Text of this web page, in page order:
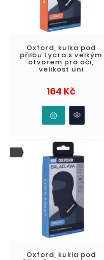
Oxford, kulka pod
přilbu Lycra s velkým
otvorem pro oči,
velikost uni
164 KčCena
Oxford, kukla pod